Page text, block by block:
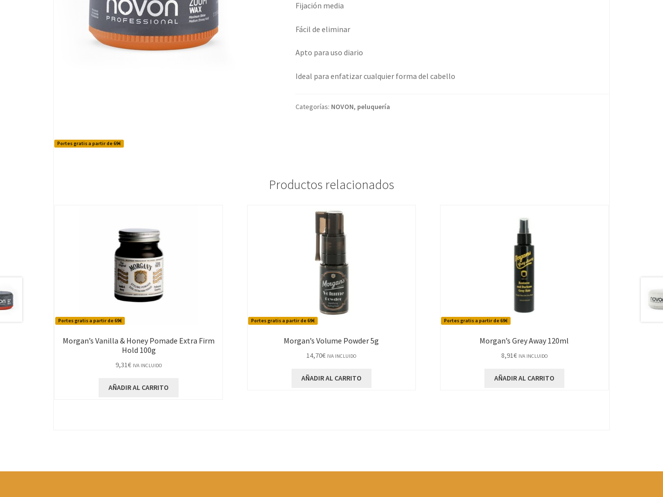
Portes gratis a partir de 69€
Zoom
Wax
cantidad
Fijación media
Fácil de eliminar
Apto para uso diario
Ideal para enfatizar cualquier forma del cabello
Categorías: NOVON, peluquería
Productos relacionados
Portes gratis a partir de 69€
Morgan’s Vanilla & Honey Pomade Extra Firm
Hold 100g
9,31€ IVA INCLUIDO
AÑADIR AL CARRITO
Portes gratis a partir de 69€
Morgan’s Volume Powder 5g
14,70€ IVA INCLUIDO
AÑADIR AL CARRITO
Portes gratis a partir de 69€
Morgan’s Grey Away 120ml
8,91€ IVA INCLUIDO
AÑADIR AL CARRITO